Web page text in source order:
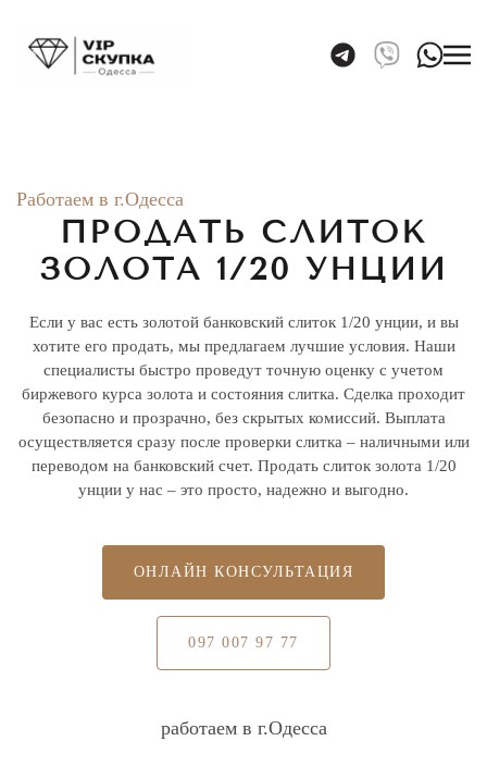
Skip to main content
Работаем в г.Одесса
ПРОДАТЬ СЛИТОК
ЗОЛОТА 1/20 УНЦИИ
Если у вас есть золотой банковский слиток 1/20 унции, и вы
хотите его продать, мы предлагаем лучшие условия. Наши
специалисты быстро проведут точную оценку с учетом
биржевого курса золота и состояния слитка. Сделка проходит
безопасно и прозрачно, без скрытых комиссий. Выплата
осуществляется сразу после проверки слитка – наличными или
переводом на банковский счет. Продать слиток золота 1/20
унции у нас – это просто, надежно и выгодно.
ОНЛАЙН КОНСУЛЬТАЦИЯ
097 007 97 77
работаем в г.Одесса